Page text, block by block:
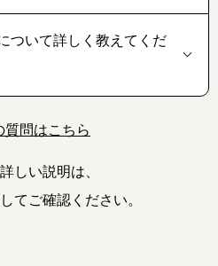
ついて詳しく教えてくだ
質問はこちら
しい説明は、
てご確認ください。